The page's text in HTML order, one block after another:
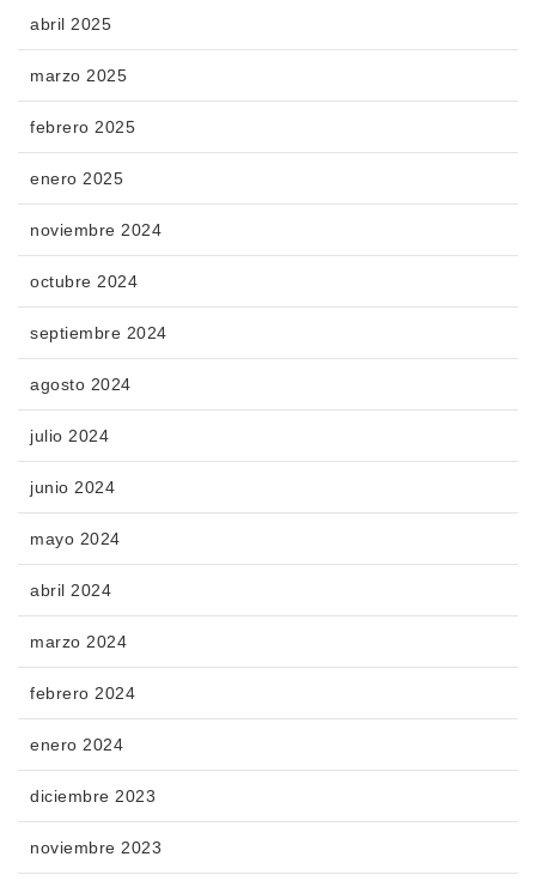
abril 2025
marzo 2025
febrero 2025
enero 2025
noviembre 2024
octubre 2024
septiembre 2024
agosto 2024
julio 2024
junio 2024
mayo 2024
abril 2024
marzo 2024
febrero 2024
enero 2024
diciembre 2023
noviembre 2023